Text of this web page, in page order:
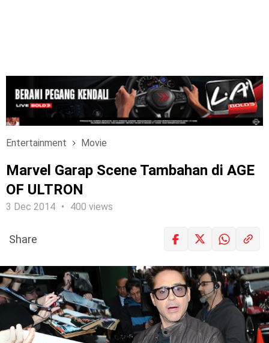
Entertainment Movie
Marvel Garap Scene Tambahan di AGE
OF ULTRON
3 Dec 2014 400 views
LOGIN
Share